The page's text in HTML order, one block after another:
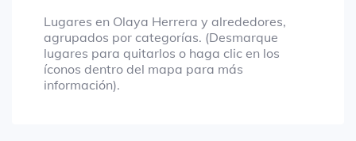
Lugares en Olaya Herrera y alrededores,
agrupados por categorías. (Desmarque
lugares para quitarlos o haga clic en los
íconos dentro del mapa para más
información).